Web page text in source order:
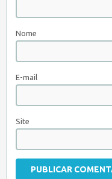
Nome
E-mail
Site